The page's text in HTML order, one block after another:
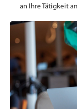
an Ihre Tätigkeit